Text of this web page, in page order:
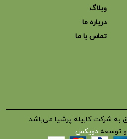
وبلاگ
درباره ما
تماس با ما
به شرکت کابیله پرشیا می‌باشد.
توسعه دویکس